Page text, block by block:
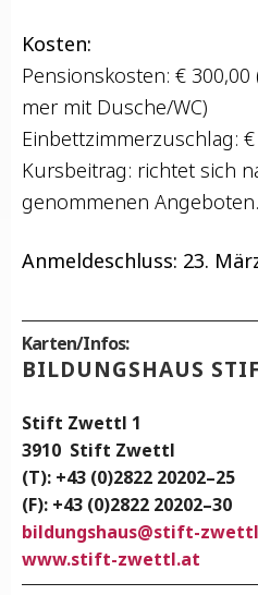
Kos­ten:
Pen­si­ons­kos­ten: €
mer mit Dusche/WC)
Ein­bett­zim­mer­zu­schlag: €
Kurs­bei­trag: rich­tet sich
genom­me­nen Angeboten.
Anmel­de­schluss: 23.
Karten/Infos:
BIL­DUNGS­HAUS
Stift Zwettl 1
3910 Stift Zwettl
(T): +43 (0)2822 20202–25
(F): +43 (0)2822 20202–30
bildungshaus@stift-
www.stift-zwettl.at